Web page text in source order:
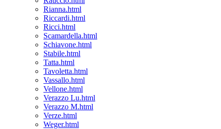
Rianna.html
Riccardi.html
Ricci.html
Scamardella.html
Schiavone.html
Stabile.html
Tatta.html
Tavoletta.html
Vassallo.html
Vellone.html
Verazzo Lu.html
Verazzo M.html
Verze.html
Weger.html